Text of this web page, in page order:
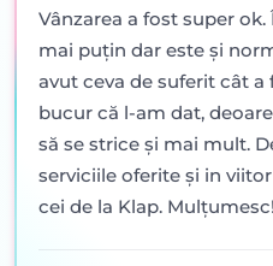
Vânzarea a fost super
mai puţin dar este şi
avut ceva de suferit cât a
bucur că l-am dat,
să se strice şi mai mult.
serviciile oferite şi in
cei de la Klap. Mulţumesc!